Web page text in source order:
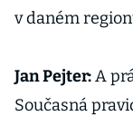
v daném
Jan Pejter:A
Současná